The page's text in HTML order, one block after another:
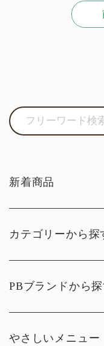
新着商品
カテゴリーから探
PBブランドから
やさしいメニュー